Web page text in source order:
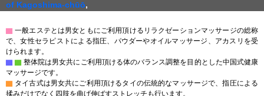
of Kagoshima-chūō,
▇ 一般エステとは男女ともにご利用頂けるリラクゼーションマッサージの総称
で、女性セラピストによる指圧、パウダーやオイルマッサージ、アカスリを受
けられます。
▇ ▇ 整体院は男女共にご利用頂ける体のバランス調整を目的とした中国式健康
マッサージです。
▇ タイ古式は男女共にご利用頂けるタイの伝統的なマッサージで、指圧による
揉みだけでなく四肢を曲げ伸ばすストレッチも行います。